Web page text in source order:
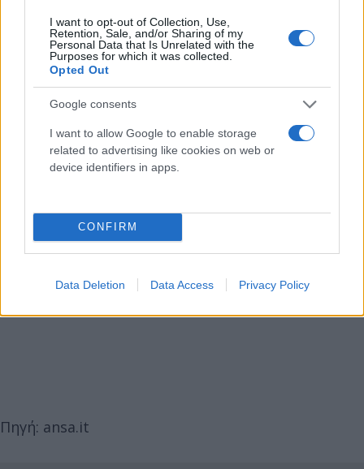
I want to opt-out of Collection, Use,
Retention, Sale, and/or Sharing of my
Personal Data that Is Unrelated with the
Purposes for which it was collected.
Opted Out
Google consents
I want to allow Google to enable storage
related to advertising like cookies on web or
device identifiers in apps.
CONFIRM
Data Deletion Data Access Privacy Policy
Πηγή: ansa.it